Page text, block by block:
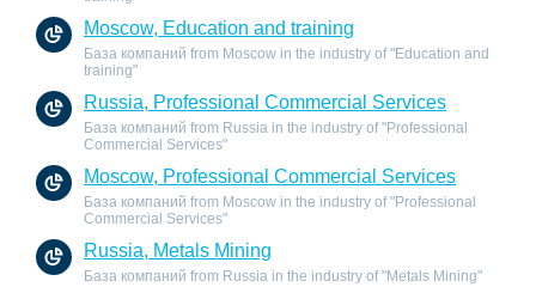
Moscow, Education and training
База компаний from Moscow in the industry of "Education and
training"
Russia, Professional Commercial Services
База компаний from Russia in the industry of "Professional
Commercial Services"
Moscow, Professional Commercial Services
База компаний from Moscow in the industry of "Professional
Commercial Services"
Russia, Metals Mining
База компаний from Russia in the industry of "Metals Mining"